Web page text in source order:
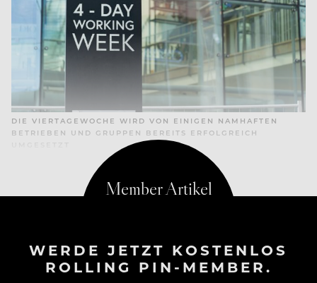
DIE VIERTAGEWOCHE WIRD VON EINIGEN NAMHAFTEN
BETRIEBEN UND GRUPPEN BEREITS ERFOLGREICH
WERDE JETZT KOSTENLOS
ROLLING PIN-MEMBER.